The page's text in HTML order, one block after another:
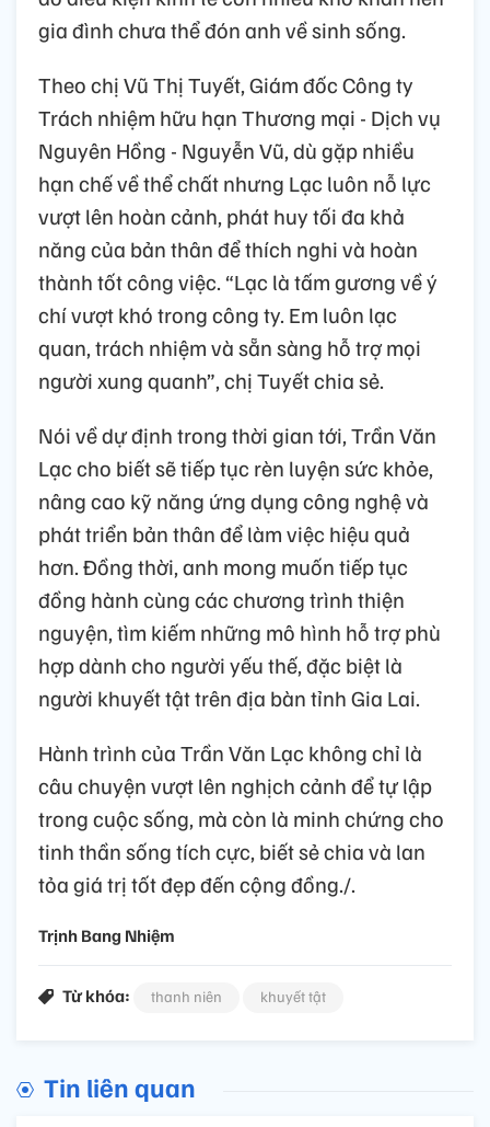
gia đình chưa thể đón anh về sinh sống.
Theo chị Vũ Thị Tuyết, Giám đốc Công ty
Trách nhiệm hữu hạn Thương mại - Dịch vụ
Nguyên Hồng - Nguyễn Vũ, dù gặp nhiều
hạn chế về thể chất nhưng Lạc luôn nỗ lực
vượt lên hoàn cảnh, phát huy tối đa khả
năng của bản thân để thích nghi và hoàn
thành tốt công việc. “Lạc là tấm gương về ý
chí vượt khó trong công ty. Em luôn lạc
quan, trách nhiệm và sẵn sàng hỗ trợ mọi
người xung quanh”, chị Tuyết chia sẻ.
Nói về dự định trong thời gian tới, Trần Văn
Lạc cho biết sẽ tiếp tục rèn luyện sức khỏe,
nâng cao kỹ năng ứng dụng công nghệ và
phát triển bản thân để làm việc hiệu quả
hơn. Đồng thời, anh mong muốn tiếp tục
đồng hành cùng các chương trình thiện
nguyện, tìm kiếm những mô hình hỗ trợ phù
hợp dành cho người yếu thế, đặc biệt là
người khuyết tật trên địa bàn tỉnh Gia Lai.
Hành trình của Trần Văn Lạc không chỉ là
câu chuyện vượt lên nghịch cảnh để tự lập
trong cuộc sống, mà còn là minh chứng cho
tinh thần sống tích cực, biết sẻ chia và lan
tỏa giá trị tốt đẹp đến cộng đồng./.
Trịnh Bang Nhiệm
Từ khóa: thanh niên khuyết tật
Tin liên quan